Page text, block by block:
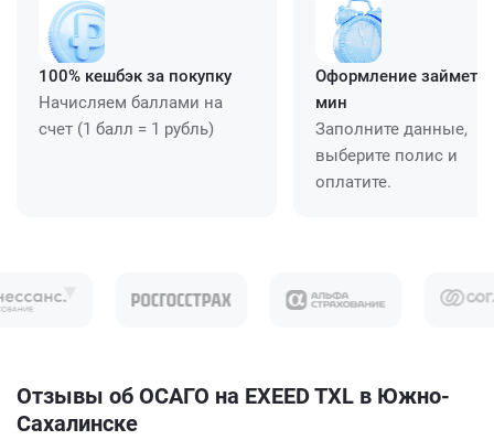
100% кешбэк за покупку
Начисляем баллами на
счет (1 балл = 1 рубль)
Оформление займет
мин
Заполните данные,
выберите полис и
оплатите.
Отзывы об ОСАГО на EXEED TXL в Южно-
Сахалинске